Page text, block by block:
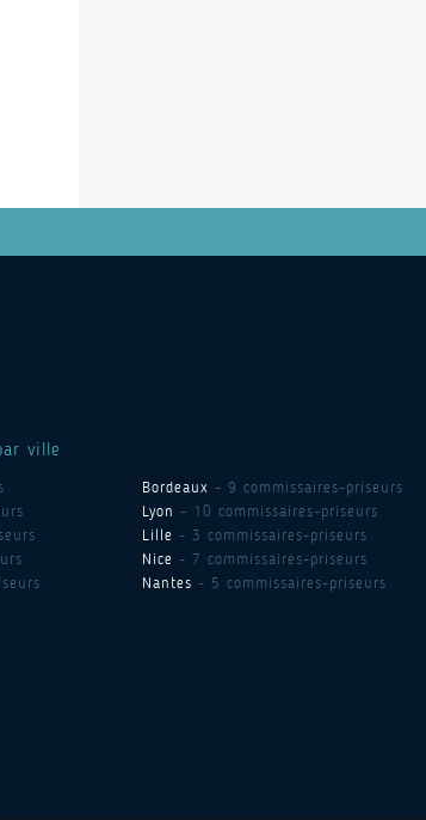
ville
Bordeaux - 9 commissaires-priseurs
Lyon - 10 commissaires-priseurs
Lille - 3 commissaires-priseurs
Nice - 7 commissaires-priseurs
Nantes - 5 commissaires-priseurs